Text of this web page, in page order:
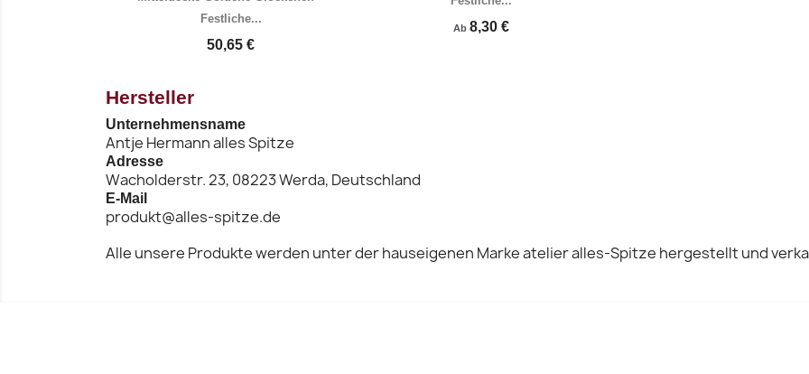
Vorschau
Festliche...
50,65 €
Ab8,30 €
Hersteller
Unternehmensname
Antje Hermann alles Spitze
Adresse
Wacholderstr. 23, 08223 Werda, Deutschland
E-Mail
produkt@alles-spitze.de
Alle unsere Produkte werden unter der hauseigenen Marke atelier alles-Spitze hergestellt und